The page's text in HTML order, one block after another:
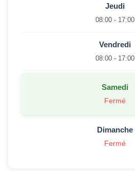
Jeudi
08:00 - 17:00
Vendredi
08:00 - 17:00
Samedi
Fermé
Dimanche
Fermé